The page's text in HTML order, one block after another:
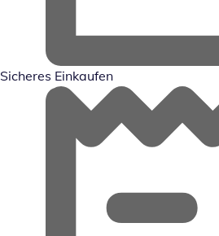
Sicheres Einkaufen